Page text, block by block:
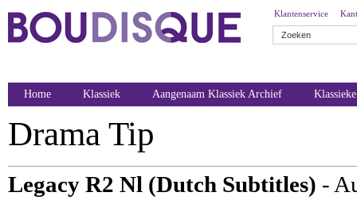
Klantenservice
Home Klassiek Aangenaam Klassiek Archief
Drama Tip
Legacy R2 Nl (Dutch Subtitles) -